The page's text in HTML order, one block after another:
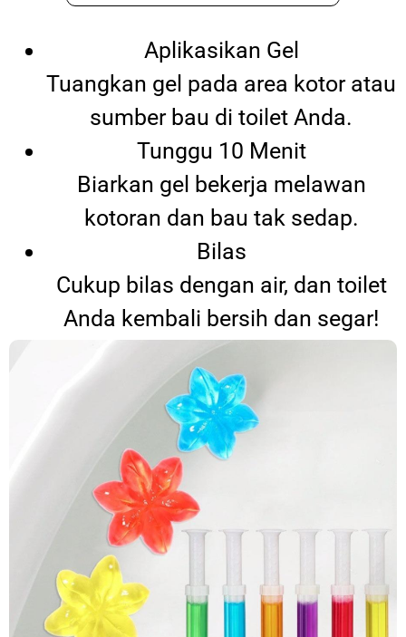
Aplikasikan Gel
Tuangkan gel pada area kotor atau
sumber bau di toilet Anda.
Tunggu 10 Menit
Biarkan gel bekerja melawan
kotoran dan bau tak sedap.
Bilas
Cukup bilas dengan air, dan toilet
Anda kembali bersih dan segar!